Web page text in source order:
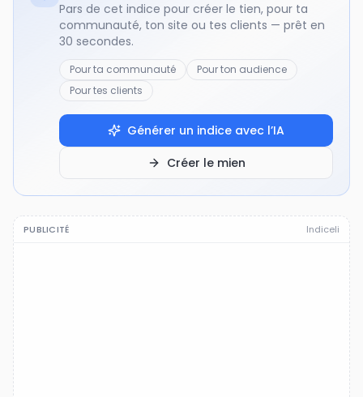
Pars de cet indice pour créer le tien, pour ta
communauté, ton site ou tes clients — prêt en
30 secondes.
Pour ta communauté
Pour ton audience
Pour tes clients
Générer un indice avec l’IA
Créer le mien
PUBLICITÉ Indiceli